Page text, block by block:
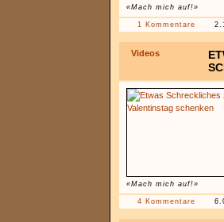
«Mach mich auf!»
1 Kommentare
Videos
«Mach mich auf!»
4 Kommentare